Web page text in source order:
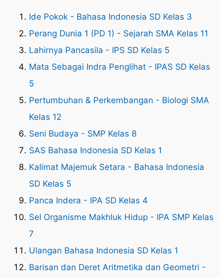
Ide Pokok - Bahasa Indonesia SD Kelas 3
Perang Dunia 1 (PD 1) - Sejarah SMA Kelas 11
Lahirnya Pancasila - IPS SD Kelas 5
Mata Sebagai Indra Penglihat - IPAS SD Kelas
5
Pertumbuhan & Perkembangan - Biologi SMA
Kelas 12
Seni Budaya - SMP Kelas 8
SAS Bahasa Indonesia SD Kelas 1
Kalimat Majemuk Setara - Bahasa Indonesia
SD Kelas 5
Panca Indera - IPA SD Kelas 4
Sel Organisme Makhluk Hidup - IPA SMP Kelas
7
Ulangan Bahasa Indonesia SD Kelas 1
Barisan dan Deret Aritmetika dan Geometri -